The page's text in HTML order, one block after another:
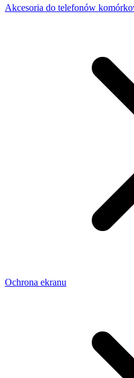
Akcesoria do telefonów
Ochrona ekranu